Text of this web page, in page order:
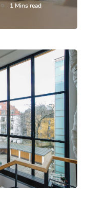
1 Mins read